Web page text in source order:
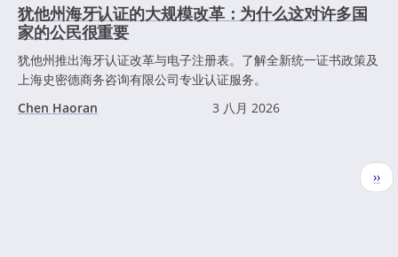
犹他州海牙认证的大规模改革：为什么这对许多国
家的公民很重要
犹他州推出海牙认证改革与电子注册表。了解全新统一证书政策及
上海史密德商务咨询有限公司专业认证服务。
Chen Haoran
3 八月 2026
下
一
››